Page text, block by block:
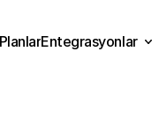
PlanlarEntegrasyonlar